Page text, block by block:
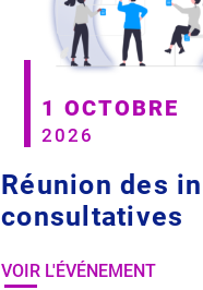
1 OCTOBRE
2026
Réunion des
consultatives
VOIR L'ÉVÉNEMENT